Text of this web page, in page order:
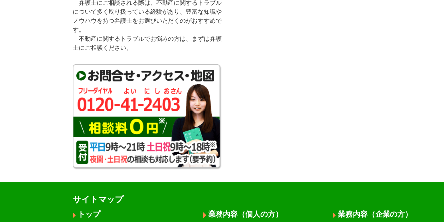
弁護士にご相談される際は、不動産に関するトラブル
について多く取り扱っている経験があり、豊富な知識や
ノウハウを持つ弁護士をお選びいただくのがおすすめで
す。
不動産に関するトラブルでお悩みの方は、まずは弁護
士にご相談ください。
サイトマップ
トップ 業務内容（個人の方） 業務内容（企業の方）